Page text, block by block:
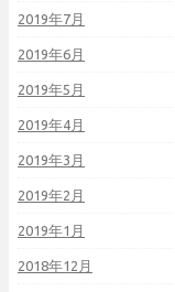
2019年7月
2019年6月
2019年5月
2019年4月
2019年3月
2019年2月
2019年1月
2018年12月